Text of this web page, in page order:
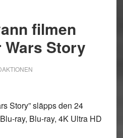
filmen
Wars Story
Story” släpps den 24
ray, Blu-ray, 4K Ultra HD